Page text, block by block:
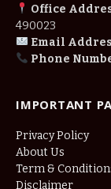
Office
490023
Email
Phone
IMPORTANT
Privacy Policy
About Us
Term &
Disclaimer